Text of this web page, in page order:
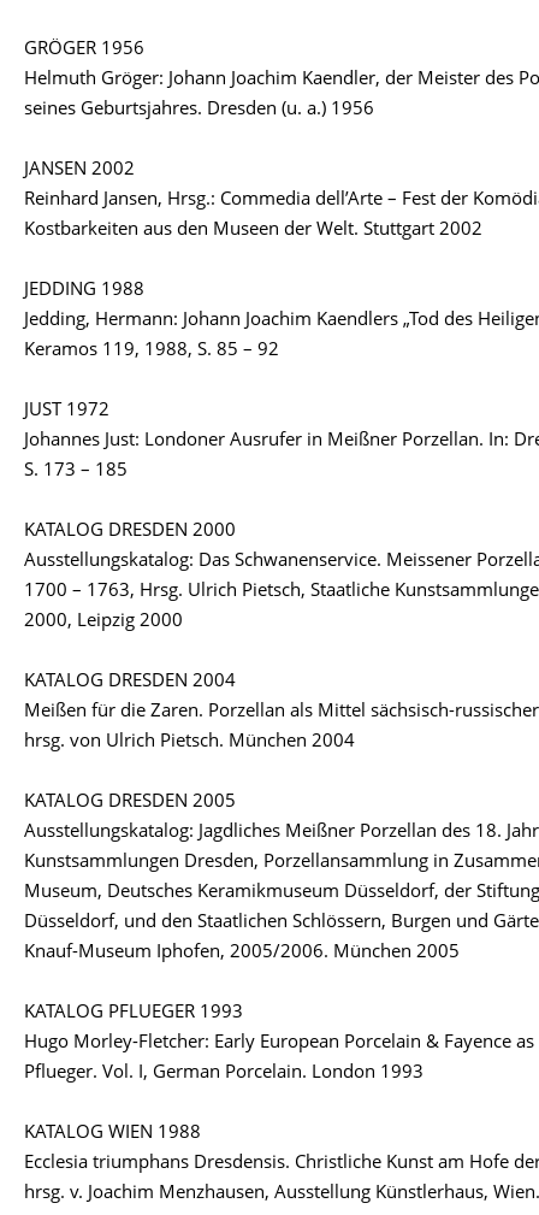
GRÖGER 1956
Helmuth Gröger: Johann Joachim Kaendler, der Meister des
seines Geburtsjahres. Dresden (u. a.) 1956
JANSEN 2002
Reinhard Jansen, Hrsg.: Commedia dell’Arte – Fest der
Kostbarkeiten aus den Museen der Welt. Stuttgart 2002
JEDDING 1988
Jedding, Hermann: Johann Joachim Kaendlers „Tod des
Keramos 119, 1988, S. 85 – 92
JUST 1972
Johannes Just: Londoner Ausrufer in Meißner Porzellan. In:
S. 173 – 185
KATALOG DRESDEN 2000
Ausstellungskatalog: Das Schwanenservice. Meissener
1700 – 1763, Hrsg. Ulrich Pietsch, Staatliche
2000, Leipzig 2000
KATALOG DRESDEN 2004
Meißen für die Zaren. Porzellan als Mittel sächsisch-
hrsg. von Ulrich Pietsch. München 2004
KATALOG DRESDEN 2005
Ausstellungskatalog: Jagdliches Meißner Porzellan des 18.
Kunstsammlungen Dresden, Porzellansammlung in
Museum, Deutsches Keramikmuseum Düsseldorf, der
Düsseldorf, und den Staatlichen Schlössern, Burgen und
Knauf-Museum Iphofen, 2005/2006. München 2005
KATALOG PFLUEGER 1993
Hugo Morley-Fletcher: Early European Porcelain & Fayence
Pflueger. Vol. I, German Porcelain. London 1993
KATALOG WIEN 1988
Ecclesia triumphans Dresdensis. Christliche Kunst am Hofe
hrsg. v. Joachim Menzhausen, Ausstellung Künstlerhaus,